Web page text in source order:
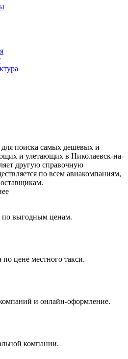
поиска самых дешевых и
и улетающих в Николаевск-на-
другую справочную
по всем авиакомпаниям,
по выгодным ценам.
цене местного такси.
и онлайн-оформление.
компании.